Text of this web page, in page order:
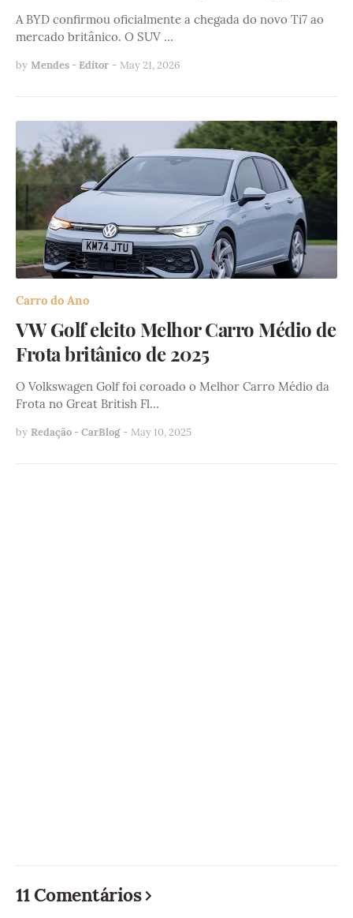
A BYD confirmou oficialmente a chegada do novo Ti7 ao
mercado britânico. O SUV …
by Mendes - Editor - May 21, 2026
Carro do Ano
VW Golf eleito Melhor Carro Médio de
Frota britânico de 2025
O Volkswagen Golf foi coroado o Melhor Carro Médio da
Frota no Great British Fl…
by Redação - CarBlog - May 10, 2025
11 Comentários